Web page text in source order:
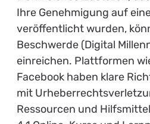
Ihre Genehmigung auf
veröffentlicht wurden,
Beschwerde (Digital
einreichen. Plattformen
Facebook haben klare
mit
Ressourcen und